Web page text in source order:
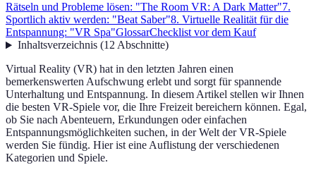
Rätseln und Probleme lösen: "The Room VR: A Dark Matter"7.
Sportlich aktiv werden: "Beat Saber"8. Virtuelle Realität für die
Entspannung: "VR Spa"GlossarChecklist vor dem Kauf
Inhaltsverzeichnis(12Abschnitte)
Virtual Reality (VR) hat in den letzten Jahren einen
bemerkenswerten Aufschwung erlebt und sorgt für spannende
Unterhaltung und Entspannung. In diesem Artikel stellen wir Ihnen
die besten VR-Spiele vor, die Ihre Freizeit bereichern können. Egal,
ob Sie nach Abenteuern, Erkundungen oder einfachen
Entspannungsmöglichkeiten suchen, in der Welt der VR-Spiele
werden Sie fündig. Hier ist eine Auflistung der verschiedenen
Kategorien und Spiele.